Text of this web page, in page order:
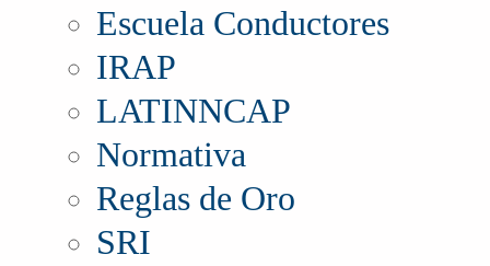
Escuela Conductores
IRAP
LATINNCAP
Normativa
Reglas de Oro
SRI